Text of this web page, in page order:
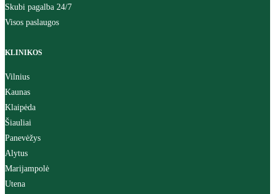
Skubi pagalba 24/7
Visos paslaugos
KLINIKOS
Vilnius
Kaunas
Klaipėda
Šiauliai
Panevėžys
Alytus
Marijampolė
Utena